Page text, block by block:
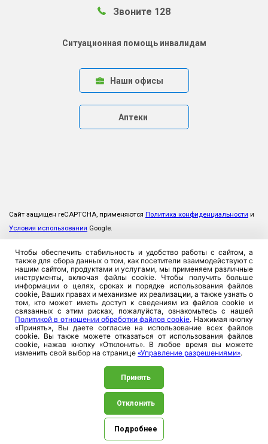
Звоните 128
Ситуационная помощь инвалидам
Наши офисы
Аптеки
Сайт защищен reCAPTCHA, применяются Политика конфиденциальности и
Условия использования Google.
©2026. ЗАСО «Промтрансинвест», 220026, Республика
Беларусь, г. Минск, ул. Плеханова, 8. УНП 100357923
Чтобы обеспечить стабильность и удобство работы с сайтом, а
также для сбора данных о том, как посетители взаимодействуют с
нашим сайтом, продуктами и услугами, мы применяем различные
инструменты, включая файлы cookie. Чтобы получить больше
информации о целях, сроках и порядке использования файлов
cookie, Ваших правах и механизме их реализации, а также узнать о
том, кто может иметь доступ к сведениям из файлов cookie и
связанных с этим рисках, пожалуйста, ознакомьтесь с нашей
Политикой в отношении обработки файлов cookie. Нажимая кнопку
«Принять», Вы даете согласие на использование всех файлов
cookie. Вы также можете отказаться от использования файлов
cookie, нажав кнопку «Отклонить». В любое время вы можете
изменить свой выбор на странице «Управление разрешениями».
Принять
Отклонить
Подробнее